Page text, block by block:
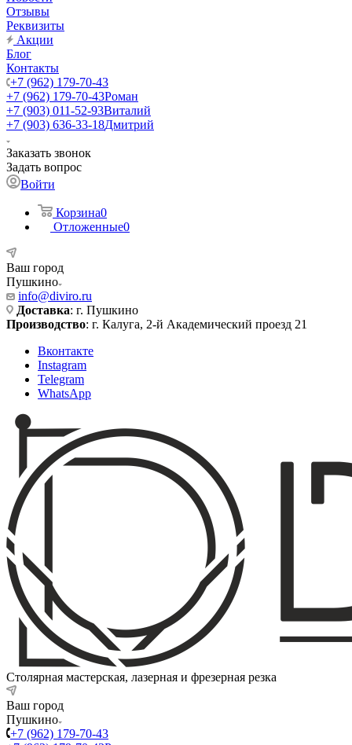
Отзывы
Реквизиты
Акции
Блог
Контакты
+7 (962) 179-70-43
+7 (962) 179-70-43Роман
+7 (903) 011-52-93Виталий
+7 (903) 636-33-18Дмитрий
Заказать звонок
Задать вопрос
Войти
Корзина0
Отложенные0
Ваш город
Пушкино
info@diviro.ru
Доставка: г. Пушкино
Производство: г. Калуга, 2-й Академический проезд 21
Вконтакте
Instagram
Telegram
WhatsApp
Столярная мастерская, лазерная и фрезерная резка
Ваш город
Пушкино
+7 (962) 179-70-43